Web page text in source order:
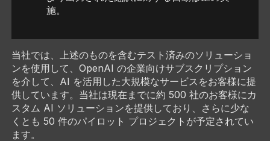
施。
当社では、上述のものを含むテスト済みのソリューショ
ンを使用して、OpenAI の企業向けサブスクリプション
を介して、AI を活用した大規模なサービスをお客様に提
供しています。当社は現在までに約 500 社のお客様にカ
スタム AI ソリューションを提供しており、さらに少な
くとも 50 件のパイロット プロジェクトが予定されてい
ます。